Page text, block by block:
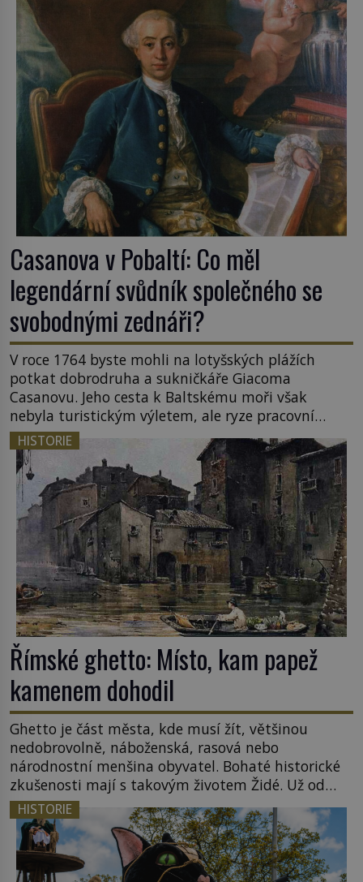
Casanova v Pobaltí: Co měl
legendární svůdník společného se
svobodnými zednáři?
V roce 1764 byste mohli na lotyšských plážích
potkat dobrodruha a sukničkáře Giacoma
Casanovu. Jeho cesta k Baltskému moři však
nebyla turistickým výletem, ale ryze pracovní
cestou se zištnými úmysly. Jaký cíl Casanova
sledoval, když se například procházel uličkami
lotyšské Rigy? Casanova v Pobaltí kontaktoval
tamní zednářské lóže. Nebyl v této oblasti žádným
nováčkem, protože do zednářské […]
HISTORIE
Římské ghetto: Místo, kam papež
kamenem dohodil
Ghetto je část města, kde musí žít, většinou
nedobrovolně, náboženská, rasová nebo
národnostní menšina obyvatel. Bohaté historické
zkušenosti mají s takovým životem Židé. Už od
středověku jsou totiž v každou chvíli nuceni v
nějakém žít. Mezi ty nejslavnější patří i římské
ghetto založené v roce 1555. Pokud jde o vztah
k Židům, nemá se Řím čím chlubit. […]
HISTORIE